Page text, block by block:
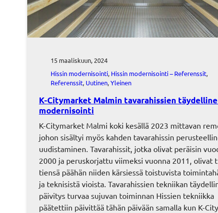
15 maaliskuun, 2024
Hissin modernisointi, Hissin modernisointi – Referenssit
Referenssit, Uutinen, Yleinen
K-Citymarket Malmin tavarahissien
modernisointi
K-Citymarket Malmi koki kesällä 2023 mittavan
johon sisältyi myös kahden tavarahissin
uudistaminen. Tavarahissit, jotka olivat peräisin
2000 ja peruskorjattu viimeksi vuonna 2011, olivat
tiensä päähän niiden kärsiessä toistuvista
ja teknisistä vioista. Tavarahissien tekniikan
päivitys turvaa sujuvan toiminnan Hissien tekniikka
päätettiin päivittää tähän päivään samalla kun K-